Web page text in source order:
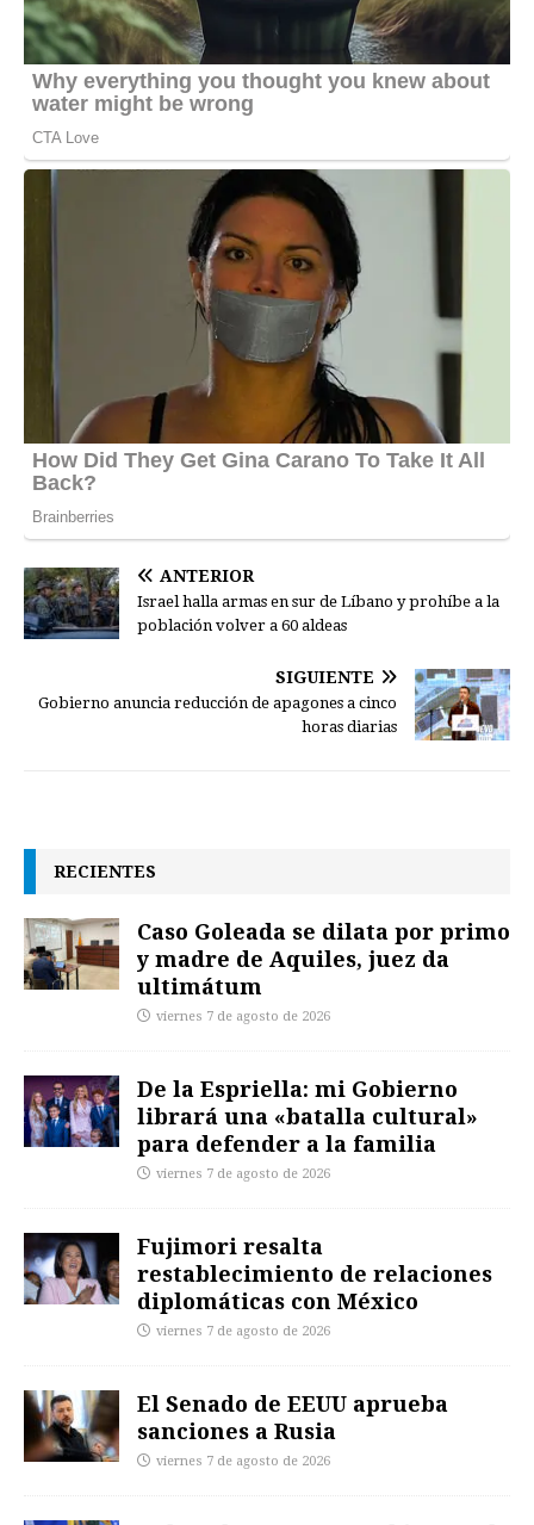
ANTERIOR
Israel halla armas en sur de Líbano y prohíbe a la
población volver a 60 aldeas
SIGUIENTE
Gobierno anuncia reducción de apagones a cinco
horas diarias
RECIENTES
Caso Goleada se dilata por primo
y madre de Aquiles, juez da
ultimátum
viernes 7 de agosto de 2026
De la Espriella: mi Gobierno
librará una «batalla cultural»
para defender a la familia
viernes 7 de agosto de 2026
Fujimori resalta
restablecimiento de relaciones
diplomáticas con México
viernes 7 de agosto de 2026
El Senado de EEUU aprueba
sanciones a Rusia
viernes 7 de agosto de 2026